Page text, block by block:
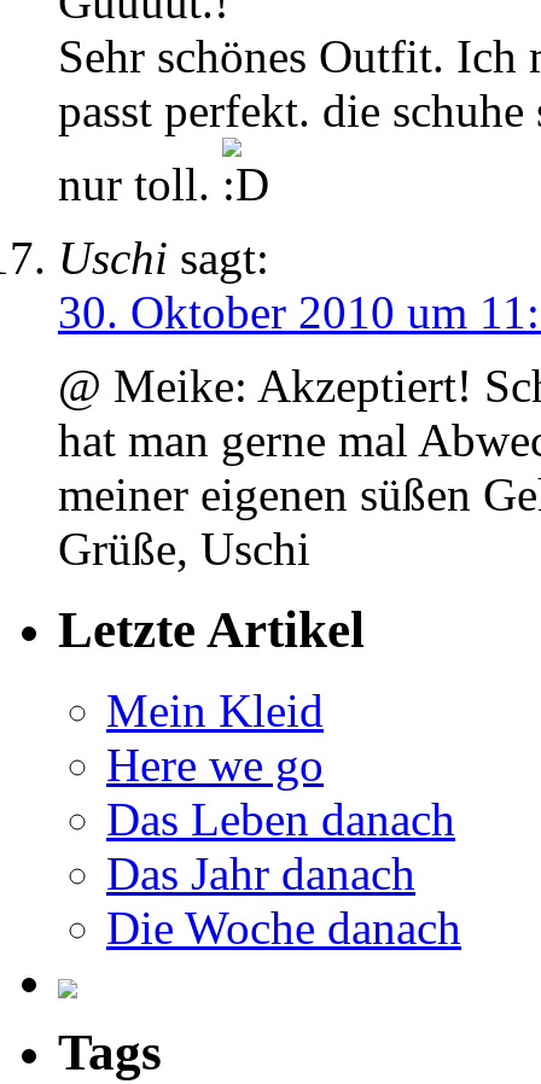
Sehr schönes Outfit.
passt perfekt. die
nur toll.
Uschi sagt:
30. Oktober 2010 um
@ Meike: Akzeptiert!
hat man gerne mal
meiner eigenen süßen
Grüße, Uschi
Letzte Artikel
Mein Kleid
Here we go
Das Leben danach
Das Jahr danach
Die Woche danach
Tags